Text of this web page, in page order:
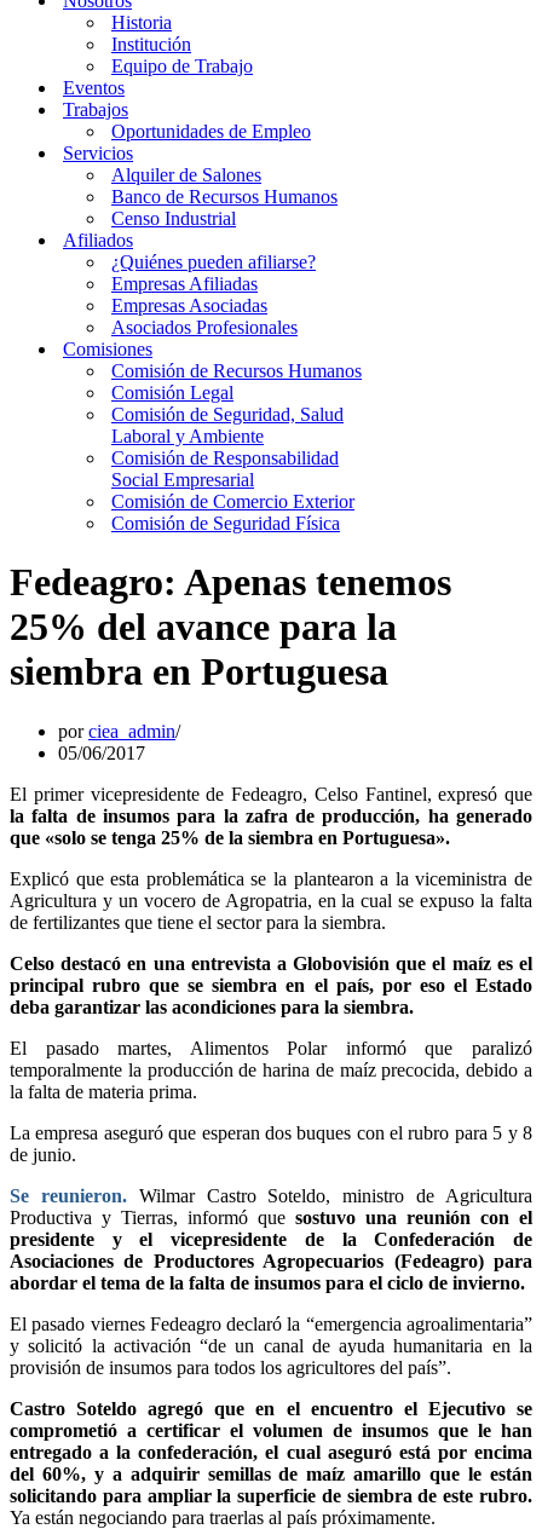
Historia
Institución
Equipo de Trabajo
Eventos
Trabajos
Oportunidades de Empleo
Servicios
Alquiler de Salones
Banco de Recursos Humanos
Censo Industrial
Afiliados
¿Quiénes pueden afiliarse?
Empresas Afiliadas
Empresas Asociadas
Asociados Profesionales
Comisiones
Comisión de Recursos Humanos
Comisión Legal
Comisión de Seguridad, Salud
Laboral y Ambiente
Comisión de Responsabilidad
Social Empresarial
Comisión de Comercio Exterior
Comisión de Seguridad Física
Fedeagro: Apenas tenemos
25% del avance para la
siembra en Portuguesa
porciea_admin
05/06/2017
El primer vicepresidente de Fedeagro, Celso Fantinel, expresó que
la falta de insumos para la zafra de producción, ha generado
que «solo se tenga 25% de la siembra en Portuguesa».
Explicó que esta problemática se la plantearon a la viceministra de
Agricultura y un vocero de Agropatria, en la cual se expuso la falta
de fertilizantes que tiene el sector para la siembra.
Celso destacó en una entrevista a Globovisión que el maíz es el
principal rubro que se siembra en el país, por eso el Estado
deba garantizar las acondiciones para la siembra.
El pasado martes, Alimentos Polar informó que paralizó
temporalmente la producción de harina de maíz precocida, debido a
la falta de materia prima.
La empresa aseguró que esperan dos buques con el rubro para 5 y 8
de junio.
Se reunieron.Wilmar Castro Soteldo, ministro de Agricultura
Productiva y Tierras, informó que sostuvo una reunión con el
presidente y el vicepresidente de la Confederación de
Asociaciones de Productores Agropecuarios (Fedeagro) para
abordar el tema de la falta de insumos para el ciclo de invierno.
El pasado viernes Fedeagro declaró la “emergencia agroalimentaria”
y solicitó la activación “de un canal de ayuda humanitaria en la
provisión de insumos para todos los agricultores del país”.
Castro Soteldo agregó que en el encuentro el Ejecutivo se
comprometió a certificar el volumen de insumos que le han
entregado a la confederación, el cual aseguró está por encima
del 60%, y a adquirir semillas de maíz amarillo que le están
solicitando para ampliar la superficie de siembra de este rubro.
Ya están negociando para traerlas al país próximamente.